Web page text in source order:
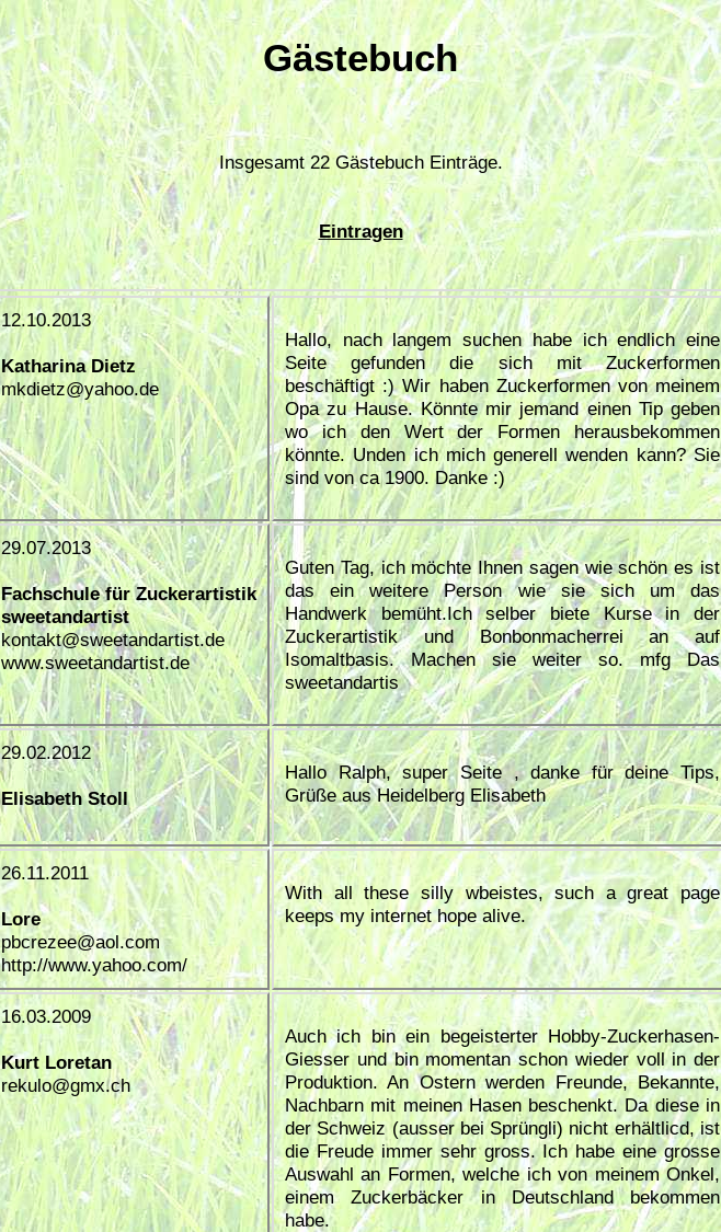
Gästebuch
Insgesamt 22 Gästebuch Einträge.
Eintragen
12.10.2013
Katharina Dietz
mkdietz@yahoo.de
Hallo, nach langem suchen habe ich endlich eine
Seite gefunden die sich mit Zuckerformen
beschäftigt :) Wir haben Zuckerformen von meinem
Opa zu Hause. Könnte mir jemand einen Tip geben
wo ich den Wert der Formen herausbekommen
könnte. Unden ich mich generell wenden kann? Sie
sind von ca 1900. Danke :)
29.07.2013
Fachschule für Zuckerartistik
sweetandartist
kontakt@sweetandartist.de
www.sweetandartist.de
Guten Tag, ich möchte Ihnen sagen wie schön es ist
das ein weitere Person wie sie sich um das
Handwerk bemüht.Ich selber biete Kurse in der
Zuckerartistik und Bonbonmacherrei an auf
Isomaltbasis. Machen sie weiter so. mfg Das
sweetandartis
29.02.2012
Elisabeth Stoll
Hallo Ralph, super Seite , danke für deine Tips,
Grüße aus Heidelberg Elisabeth
26.11.2011
Lore
pbcrezee@aol.com
http://www.yahoo.com/
With all these silly wbeistes, such a great page
keeps my internet hope alive.
16.03.2009
Kurt Loretan
rekulo@gmx.ch
Auch ich bin ein begeisterter Hobby-Zuckerhasen-
Giesser und bin momentan schon wieder voll in der
Produktion. An Ostern werden Freunde, Bekannte,
Nachbarn mit meinen Hasen beschenkt. Da diese in
der Schweiz (ausser bei Sprüngli) nicht erhältlicd, ist
die Freude immer sehr gross. Ich habe eine grosse
Auswahl an Formen, welche ich von meinem Onkel,
einem Zuckerbäcker in Deutschland bekommen
habe.